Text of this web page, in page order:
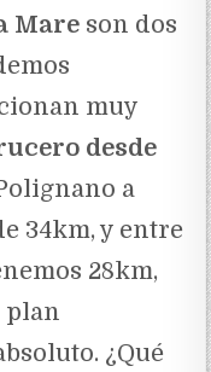
Mare son dos
muy
desde
a
34km, y entre
28km,
plan
¿Qué